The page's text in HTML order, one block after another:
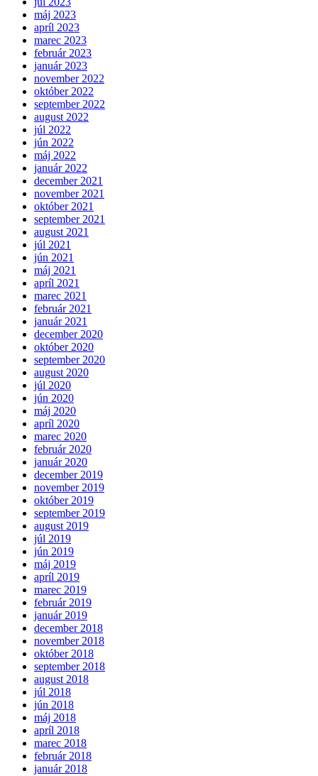
máj 2023
apríl 2023
marec 2023
február 2023
január 2023
november 2022
október 2022
september 2022
august 2022
júl 2022
jún 2022
máj 2022
január 2022
december 2021
november 2021
október 2021
september 2021
august 2021
júl 2021
jún 2021
máj 2021
apríl 2021
marec 2021
február 2021
január 2021
december 2020
október 2020
september 2020
august 2020
júl 2020
jún 2020
máj 2020
apríl 2020
marec 2020
február 2020
január 2020
december 2019
november 2019
október 2019
september 2019
august 2019
júl 2019
jún 2019
máj 2019
apríl 2019
marec 2019
február 2019
január 2019
december 2018
november 2018
október 2018
september 2018
august 2018
júl 2018
jún 2018
máj 2018
apríl 2018
marec 2018
február 2018
január 2018